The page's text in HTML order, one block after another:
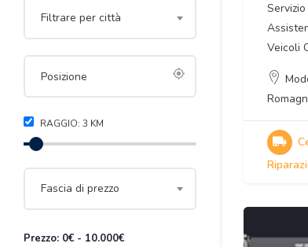
Filtrare per città
RAGGIO: 3 KM
Fascia di prezzo
Prezzo: 0€ - 10.000€
Veicoli